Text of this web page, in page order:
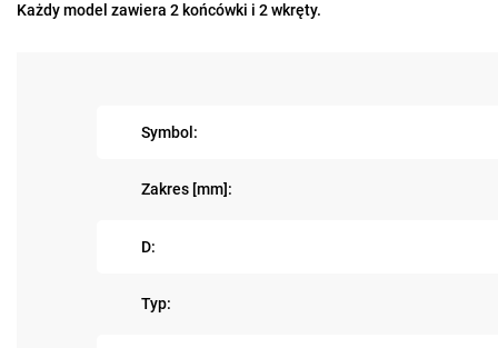
Każdy model zawiera 2 końcówki i 2 wkręty.
Symbol:
Zakres [mm]:
D:
Typ: